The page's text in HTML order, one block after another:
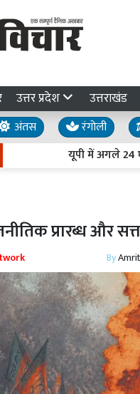
उत्तर प्रदेश उत्तराखंड
अंतस रंगोली
यूपी में अगले 24 घंटे
प्रारब्ध और
By